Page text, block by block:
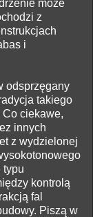
może
z
i
odsprzęgany
takiego
ciekawe,
innych
z wydzielonej
typu
kontrolą
fal
Piszą w